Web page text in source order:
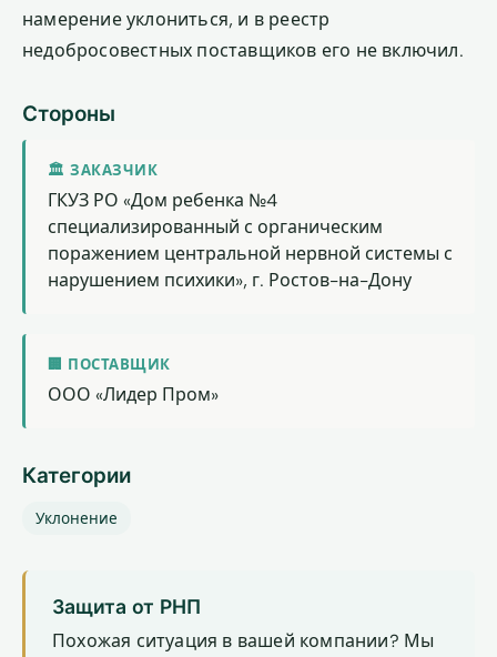
намерение уклониться, и в реестр
недобросовестных поставщиков его не включил.
Стороны
🏛 ЗАКАЗЧИК
ГКУЗ РО «Дом ребенка №4
специализированный с органическим
поражением центральной нервной системы с
нарушением психики», г. Ростов-на-Дону
🏢 ПОСТАВЩИК
ООО «Лидер Пром»
Категории
Уклонение
Защита от РНП
Похожая ситуация в вашей компании? Мы